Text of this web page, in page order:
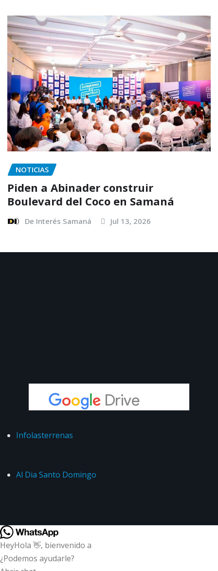
NOTICIAS
Piden a Abinader construir
Boulevard del Coco en Samaná
De Interés Samaná Jul 13, 2026
Infolasterrenas
Al Dia Santo Domingo
HeyHola 👋, bienvenido a
¿Podemos ayudarle?